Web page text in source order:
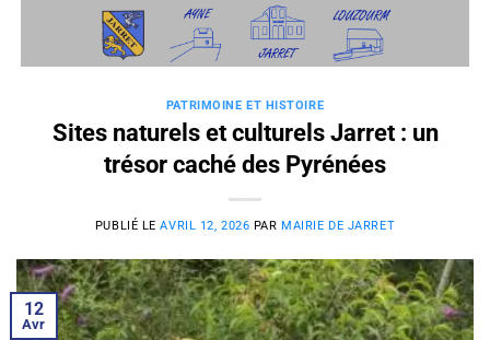
contenu
PATRIMOINE ET HISTOIRE
Sites naturels et culturels Jarret : un
trésor caché des Pyrénées
PUBLIÉ LEAVRIL 12, 2026 PAR MAIRIE DE JARRET
12
Avr